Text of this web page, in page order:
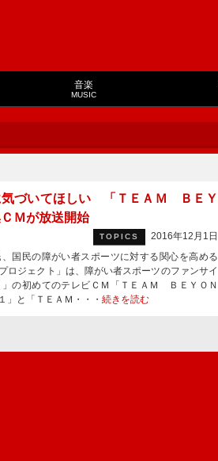
音楽
MUSIC
気づいてほしい 「ＴＥＡＭ ＢＥＹ
Ｍが放送開始
TOPICS
2016年12月1日
国民の障がい者スポーツに対する関心を高める
ロジェクト」は、障がい者スポーツのファンサイ
の初めてのテレビＣＭ「ＴＥＡＭ ＢＥＹＯＮ
と「ＴＥＡＭ・・・ 続きを読む